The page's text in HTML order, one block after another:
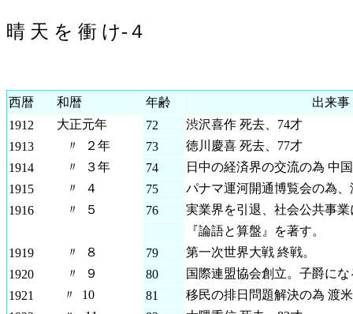
晴 天 を 衝 け-４
西暦 和暦 年齢
出来事
1912
大正元年 72
渋沢喜作 死去、74才
1913
〃 ２年 73
徳川慶喜 死去、77才
1914
〃 ３年 74
日中の経済界の交流の為 中
1915
〃 ４ 75
パナマ運河開通博覧会の為
1916
〃 ５ 76
実業界を引退、社会公共事業
『論語と算盤』を著す。
1919
〃 ８ 79
第一次世界大戦 終戦。
1920
〃 ９ 80
国際連盟協会創立。子爵に
1921
〃 10 81
移民の排日問題解決の為 渡